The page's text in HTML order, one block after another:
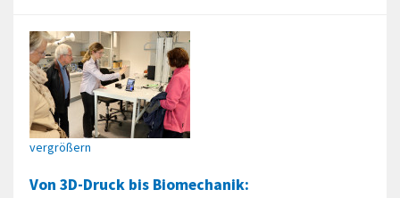
vergrößern
Von 3D-Druck bis Biomechanik: